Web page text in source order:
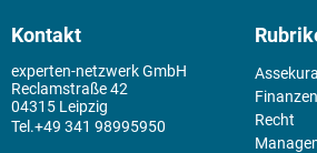
Kontakt
experten-netzwerk GmbH
Reclamstraße 42
04315 Leipzig
+49 341 98995950
Finanzen
Recht